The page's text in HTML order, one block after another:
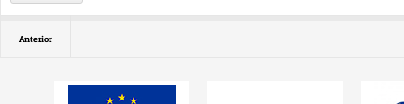
Anterior